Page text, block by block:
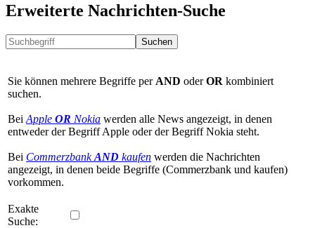
Erweiterte Nachrichten-Suche
Suchen
Sie können mehrere Begriffe per AND oderOR kombiniert
suchen.
Bei Apple OR Nokia werden alle News angezeigt, in denen
entweder der Begriff Apple oder der Begriff Nokia steht.
Bei CommerzbankAND kaufen werden die Nachrichten
angezeigt, in denen beide Begriffe (Commerzbank und kaufen)
vorkommen.
Exakte
Suche: